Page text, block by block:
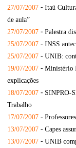
27/07/2007 - Itaú
de aula”
27/07/2007 - Palestra
25/07/2007 - INSS
25/07/2007 - UNIB:
19/07/2007 - Ministério
explicações
18/07/2007 - SINPRO-
Trabalho
17/07/2007 -
13/07/2007 - Capes
13/07/2007 - UNIB